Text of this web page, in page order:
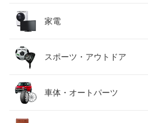
インナー・下着・ナイトウ
バッグ・小物・ブランド雑貨
靴
ビール・洋酒
ワイン
日本酒・焼酎
医薬品・コンタクト・介護
キッズ・ベビー・マタニティ
おもちゃ
家電
家電
TV・オーディオ・カメラ
スポーツ・アウトドア
スポーツ・アウトドア
車体・オートパーツ